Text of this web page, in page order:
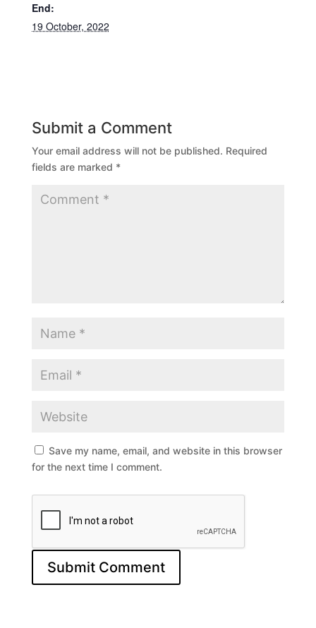
End:
19 October, 2022
Submit a Comment
Your email address will not be published. Required
fields are marked *
Save my name, email, and website in this browser
for the next time I comment.